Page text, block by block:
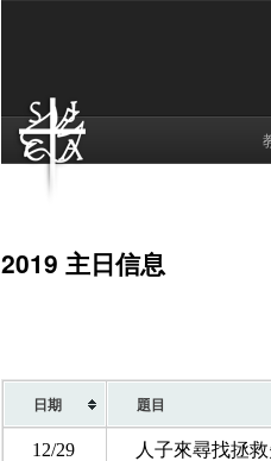
2019 主日信息
日期 題目
12/29 人子來尋找拯